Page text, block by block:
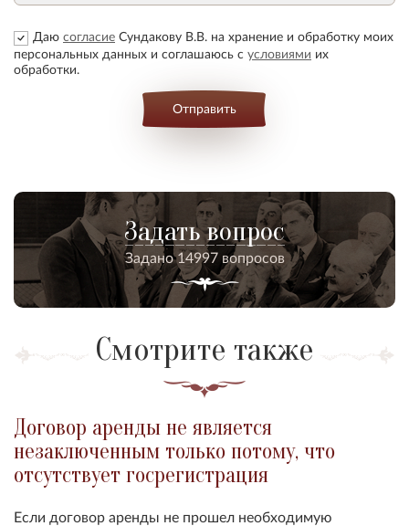
Даю согласие Сундакову В.В. на хранение и обработку моих
персональных данных и соглашаюсь с условиями их
обработки.
Отправить
Задать вопрос
Задано 14997 вопросов
Смотрите также
Договор аренды не является
незаключенным только потому, что
отсутствует госрегистрация
Если договор аренды не прошел необходимую